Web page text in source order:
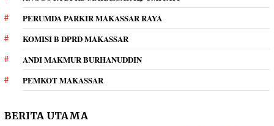
PERUMDA PARKIR MAKASSAR RAYA
KOMISI B DPRD MAKASSAR
ANDI MAKMUR BURHANUDDIN
PEMKOT MAKASSAR
BERITA UTAMA